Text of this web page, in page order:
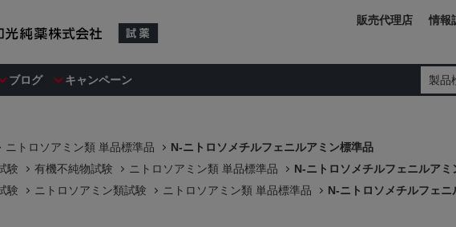
ブログ キャンペーン 製品
販売代理店 情報
ニトロソアミン類 単品標準品
N-ニトロソメチルフェニルアミン標準品
験 有機不純物試験 ニトロソアミン類 単品標準品
N-ニトロソメチルフェニルアミ
験 ニトロソアミン類試験 ニトロソアミン類 単品標準品 N-ニトロソメチルフェニ